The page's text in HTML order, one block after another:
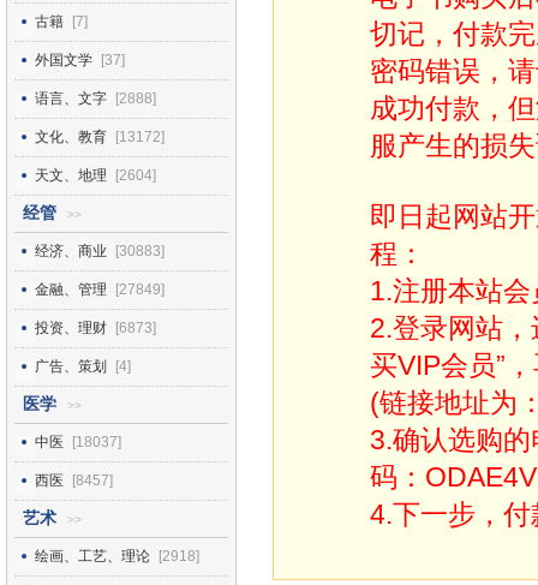
古籍 [7]
外国文学 [37]
语言、文字 [2888]
文化、教育 [13172]
天文、地理 [2604]
经管 >>
经济、商业 [30883]
金融、管理 [27849]
投资、理财 [6873]
广告、策划 [4]
医学 >>
中医 [18037]
西医 [8457]
艺术 >>
绘画、工艺、理论 [2918]
切记，付款
密码错误，
成功付款，
服产生的损
即日起网站
程：
1.注册本站会
2.登录网站，
买VIP会员”
(链接地址为
3.确认选购
码：
4.下一步，